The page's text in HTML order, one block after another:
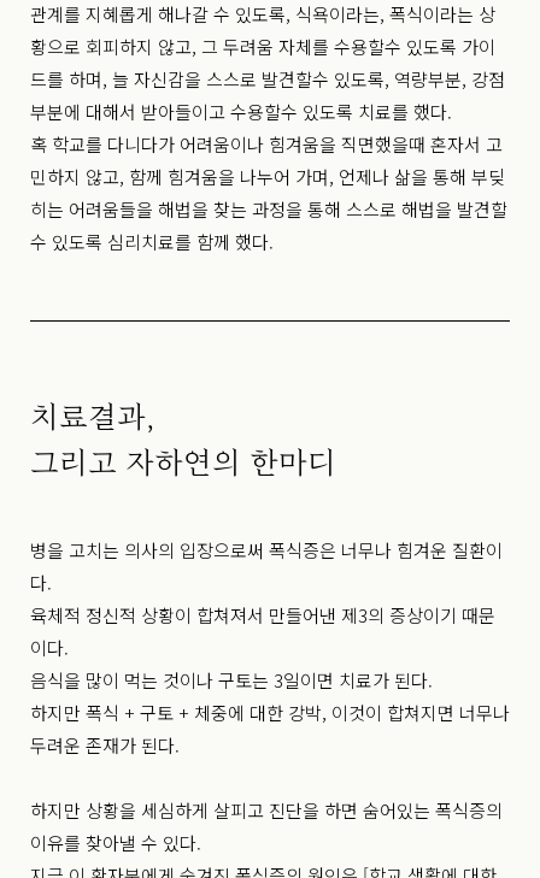
관계를 지혜롭게 해나갈 수 있도록, 식욕이라는, 폭식이라는 상
황으로 회피하지 않고, 그 두려움 자체를 수용할수 있도록 가이
드를 하며, 늘 자신감을 스스로 발견할수 있도록, 역량부분, 강점
부분에 대해서 받아들이고 수용할수 있도록 치료를 했다.
혹 학교를 다니다가 어려움이나 힘겨움을 직면했을때 혼자서 고
민하지 않고, 함께 힘겨움을 나누어 가며, 언제나 삶을 통해 부딪
히는 어려움들을 해법을 찾는 과정을 통해 스스로 해법을 발견할
수 있도록 심리치료를 함께 했다.
치료결과,
그리고 자하연의 한마디
병을 고치는 의사의 입장으로써 폭식증은 너무나 힘겨운 질환이
다.
육체적 정신적 상황이 합쳐져서 만들어낸 제3의 증상이기 때문
이다.
음식을 많이 먹는 것이나 구토는 3일이면 치료가 된다.
하지만 폭식 + 구토 + 체중에 대한 강박, 이것이 합쳐지면 너무나
두려운 존재가 된다.
하지만 상황을 세심하게 살피고 진단을 하면 숨어있는 폭식증의
이유를 찾아낼 수 있다.